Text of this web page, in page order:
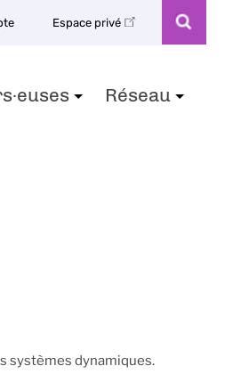
Espace privé
Réseau
systèmes dynamiques.